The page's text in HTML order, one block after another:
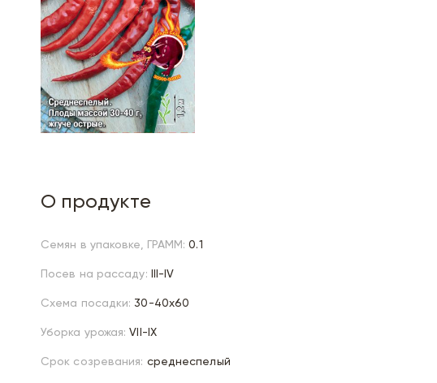
О продукте
Семян в упаковке, ГРАММ: 0.1
Посев на рассаду: III-IV
Схема посадки: 30-40х60
Уборка урожая: VII-IX
Срок созревания: среднеспелый